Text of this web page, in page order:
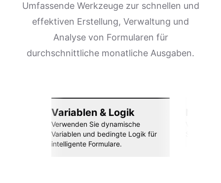
Umfassende Werkzeuge zur schnellen und
effektiven Erstellung, Verwaltung und
Analyse von Formularen für
durchschnittliche monatliche Ausgaben.
Variablen & Logik
Verwenden Sie dynamische
Variablen und bedingte Logik für
intelligente Formulare.